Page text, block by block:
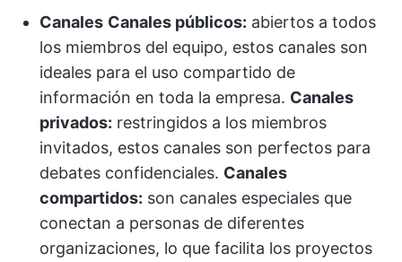
Canales Canales públicos: abiertos a todos
los miembros del equipo, estos canales son
ideales para el uso compartido de
información en toda la empresa. Canales
privados: restringidos a los miembros
invitados, estos canales son perfectos para
debates confidenciales. Canales
compartidos: son canales especiales que
conectan a personas de diferentes
organizaciones, lo que facilita los proyectos